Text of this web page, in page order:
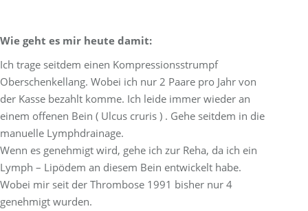
Wie geht es mir heute damit:
Ich trage seitdem einen Kompressionsstrumpf
Oberschenkellang. Wobei ich nur 2 Paare pro Jahr von
der Kasse bezahlt komme. Ich leide immer wieder an
einem offenen Bein ( Ulcus cruris ) . Gehe seitdem in die
manuelle Lymphdrainage.
Wenn es genehmigt wird, gehe ich zur Reha, da ich ein
Lymph – Lipödem an diesem Bein entwickelt habe.
Wobei mir seit der Thrombose 1991 bisher nur 4
genehmigt wurden.